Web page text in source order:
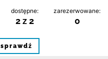
dostępne:
2 z 2
zarezerwowane:
0
sprawdź